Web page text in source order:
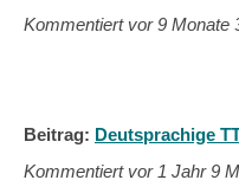
Kommentiert vor9 Monate
Beitrag: Deutsprachige
Kommentiert vor1 Jahr 9